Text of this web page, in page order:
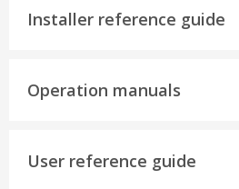
Installer reference guide
Operation manuals
User reference guide